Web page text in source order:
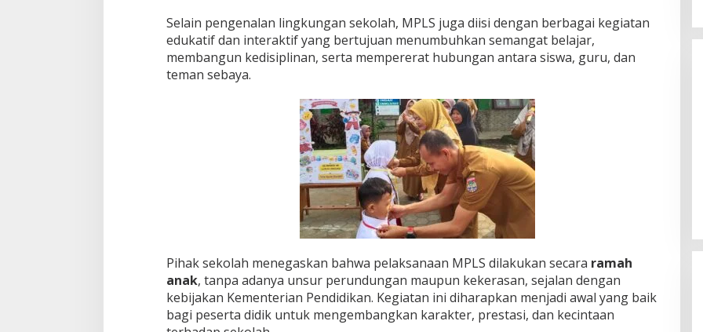
Selain pengenalan lingkungan sekolah, MPLS juga diisi dengan berbagai kegiatan
edukatif dan interaktif yang bertujuan menumbuhkan semangat belajar,
membangun kedisiplinan, serta mempererat hubungan antara siswa, guru, dan
teman sebaya.
Pihak sekolah menegaskan bahwa pelaksanaan MPLS dilakukan secara ramah
anak, tanpa adanya unsur perundungan maupun kekerasan, sejalan dengan
kebijakan Kementerian Pendidikan. Kegiatan ini diharapkan menjadi awal yang baik
bagi peserta didik untuk mengembangkan karakter, prestasi, dan kecintaan
Himpunan Wanita UNPARI Salurkan
Bantuan bagi Korban Kebakaran
di Jawa Kanan SS
Di PGRI | 27 Juli 2026